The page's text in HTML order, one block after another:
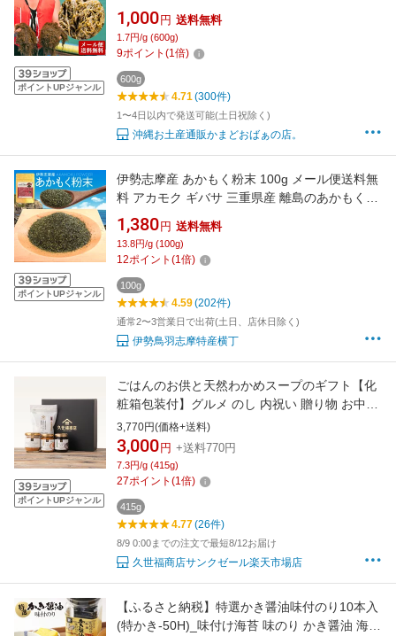
ポイントUPジャンル
名産地 勝連産｜もずく600g｜もずくのタレの
オマケ付き！ もずく酢ダイエットにどうぞ！※
送料別商品と同梱でも送料無料になりません
1,000 円 送料無料
1.7円/g (600g)
9ポイント (1倍)
600g
4.71(300件)
1〜4日以内で発送可能(土日祝除く)
沖縄お土産通販かまどおばぁの店。
ポイントUPジャンル
伊勢志摩産 あかもく粉末 100g メール便送料無
料 アカモク ギバサ 三重県産 離島のあかもく
100％使用 チャック付袋入
1,380 円 送料無料
13.8円/g (100g)
12ポイント (1倍)
100g
4.59(202件)
通常2〜3営業日で出荷(土日、店休日除く)
伊勢鳥羽志摩特産横丁
ポイントUPジャンル
ごはんのお供と天然わかめスープのギフト【化
粧箱包装付】グルメ のし 内祝い 贈り物 お中元
中元 夏ギフト お礼 お祝い プレゼント 贈答 お
返し 見舞い ご挨拶 内祝 出産 結婚 快気 誕生日
香典返し 久世福 サンクゼール
3,770円(価格+送料)
3,000 円 +送料770円
7.3円/g (415g)
27ポイント (1倍)
415g
4.77(26件)
8/9 0:00までの注文で最短8/12お届け
久世福商店サンクゼール楽天市場店
【ふるさと納税】特選かき醤油味付のり10本入
(特かき-50H)_味付け海苔 味のり かき醤油 海苔